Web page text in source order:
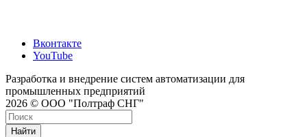
Вконтакте
YouTube
Разработка и внедрение систем автоматизации для
промышленных предприятий
2026 © ООО "Полтраф СНГ"
Найти